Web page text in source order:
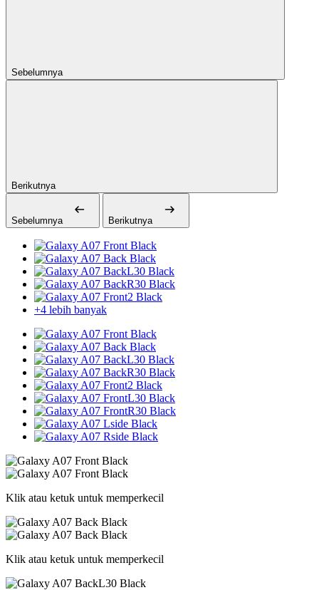
Sebelumnya
Berikutnya
Sebelumnya Berikutnya
+4 lebih banyak
Klik atau ketuk untuk memperkecil
Klik atau ketuk untuk memperkecil